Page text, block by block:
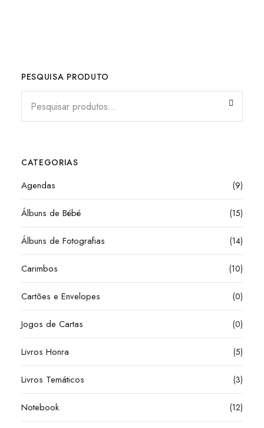
PESQUISA PRODUTO
CATEGORIAS
Agendas (9)
Álbuns de Bébé (15)
Álbuns de Fotografias (14)
Carimbos (10)
Cartões e Envelopes (0)
Jogos de Cartas (0)
Livros Honra (5)
Livros Temáticos (3)
Notebook (12)